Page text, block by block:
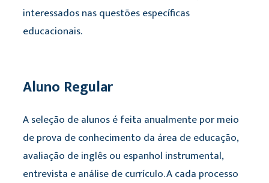
interessados nas questões específicas
educacionais.
Aluno Regular
A seleção de alunos é feita anualmente por meio
de prova de conhecimento da área de educação,
avaliação de inglês ou espanhol instrumental,
entrevista e análise de currículo. A cada processo